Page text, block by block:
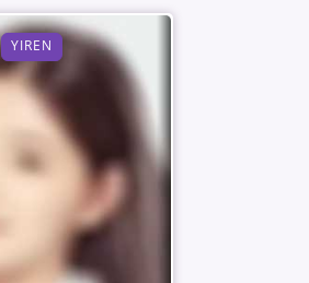
YIREN